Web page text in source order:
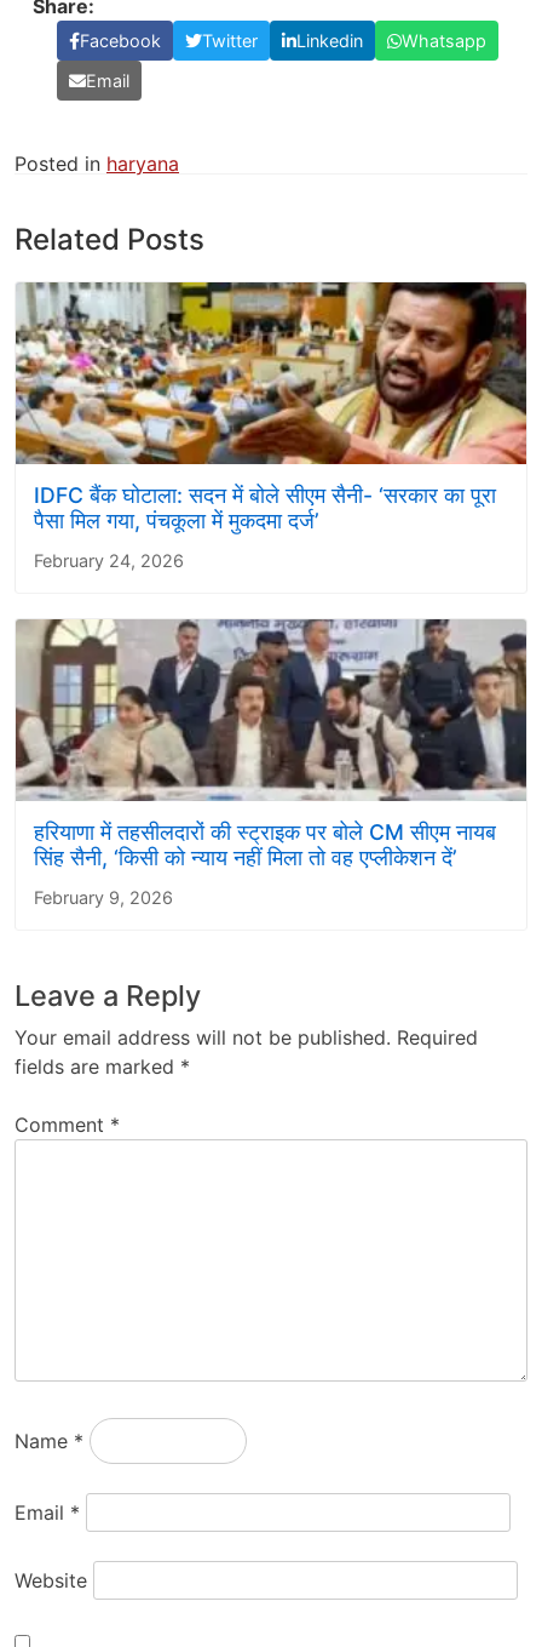
Share:
Facebook Twitter Linkedin
Whatsapp
Email
Posted in haryana
Related Posts
IDFC बैंक घोटाला: सदन में बोले सीएम सैनी- ‘सरकार का पूरा
पैसा मिल गया, पंचकूला में मुकदमा दर्ज’
February 24, 2026
हरियाणा में तहसीलदारों की स्ट्राइक पर बोले CM सीएम नायब
सिंह सैनी, ‘किसी को न्याय नहीं मिला तो वह एप्लीकेशन दें’
February 9, 2026
Leave a Reply
Your email address will not be published. Required
fields are marked *
Comment *
Name *
Email *
Website